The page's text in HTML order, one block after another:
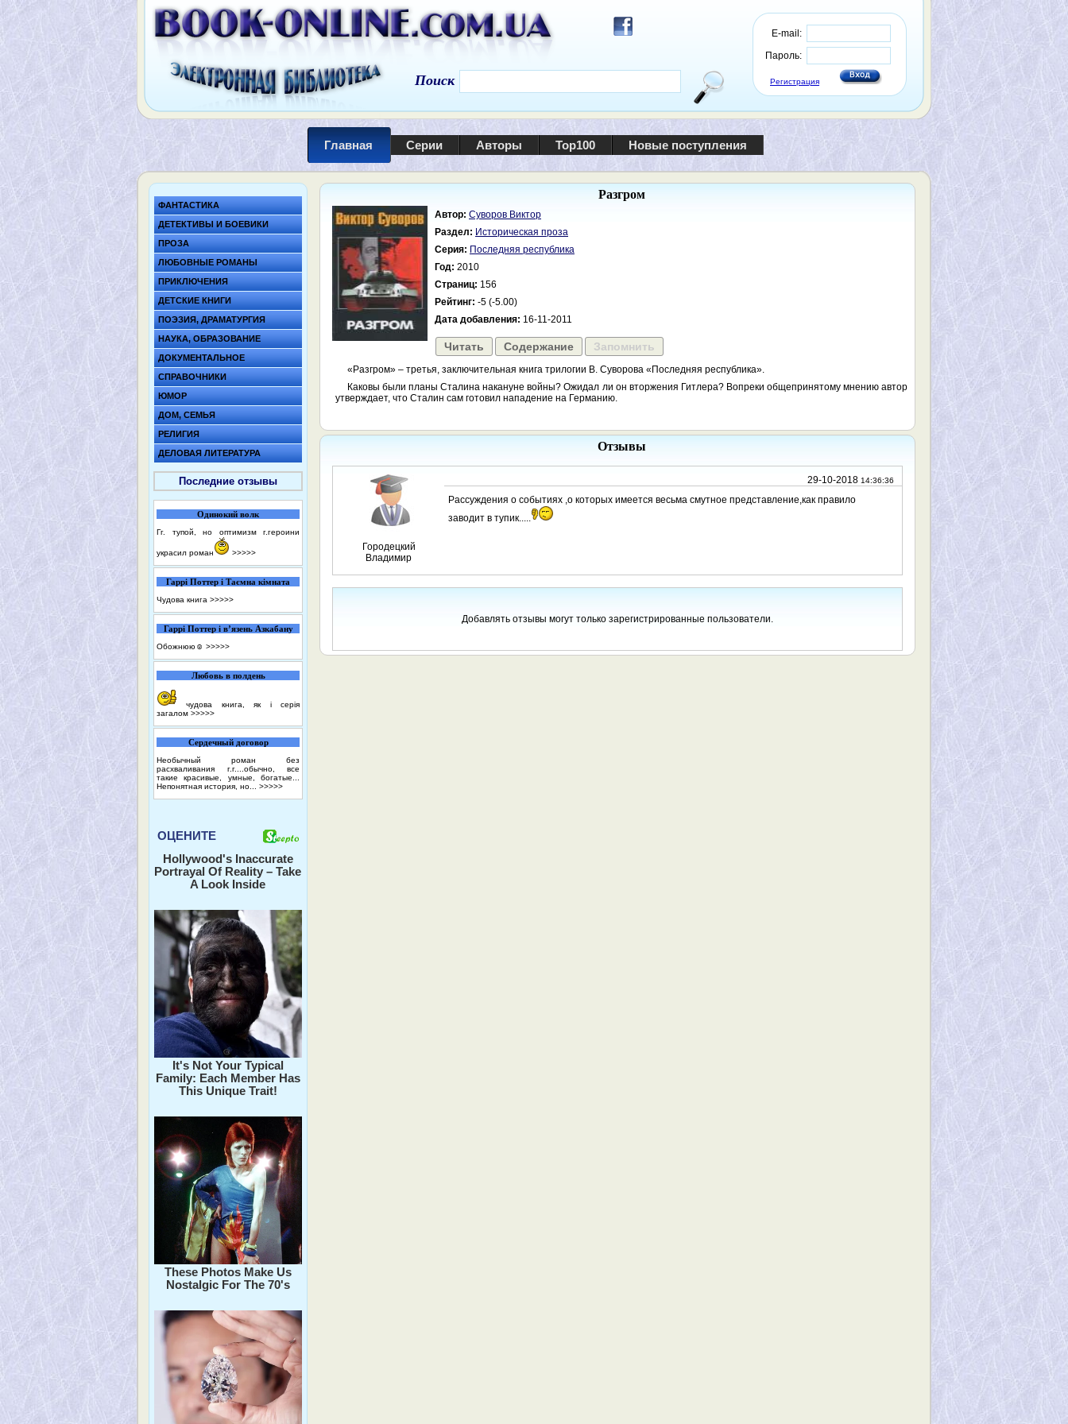
E-mail:
Пароль:
Регистрация
Поиск
Главная Серии Авторы Top100 Новые поступления
ФАНТАСТИКА
ДЕТЕКТИВЫ И БОЕВИКИ
ПРОЗА
ЛЮБОВНЫЕ РОМАНЫ
ПРИКЛЮЧЕНИЯ
ДЕТСКИЕ КНИГИ
ПОЭЗИЯ, ДРАМАТУРГИЯ
НАУКА, ОБРАЗОВАНИЕ
ДОКУМЕНТАЛЬНОЕ
СПРАВОЧНИКИ
ЮМОР
ДОМ, СЕМЬЯ
РЕЛИГИЯ
ДЕЛОВАЯ ЛИТЕРАТУРА
Последние отзывы
Одинокий волк
Гг. тупой, но оптимизм г.героини
украсил роман >>>>>
Гаррі Поттер і Таємна кімната
Чудова книга >>>>>
Гаррі Поттер і в’язень Азкабану
Обожнюю☺️ >>>>>
Любовь в полдень
чудова книга, як і серія
загалом >>>>>
Сердечный договор
Необычный роман без
расхваливания г.г....обычно, все
такие красивые, умные, богатые...
Непонятная история, но... >>>>>
ОЦЕНИТЕ
Hollywood's Inaccurate
Portrayal Of Reality – Take
A Look Inside
It's Not Your Typical
Family: Each Member Has
This Unique Trait!
These Photos Make Us
Nostalgic For The 70's
Разгром
Автор: Суворов Виктор
Раздел: Историческая проза
Серия: Последняя республика
Год: 2010
Страниц: 156
Рейтинг: -5 (-5.00)
Дата добавления: 16-11-2011
Читать Содержание Запомнить
«Разгром» – третья, заключительная книга трилогии В. Суворова «Последняя республика».
Каковы были планы Сталина накануне войны? Ожидал ли он вторжения Гитлера? Вопреки общепринятому мнению автор
утверждает, что Сталин сам готовил нападение на Германию.
Отзывы
Городецкий
Владимир
29-10-2018 14:36:36
Рассуждения о событиях ,о которых имеется весьма смутное представление,как правило
заводит в тупик.....
Добавлять отзывы могут только зарегистрированные пользователи.